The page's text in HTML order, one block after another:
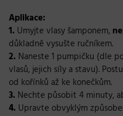
Aplikace:
1. Umyjte vlasy šamponem,
důkladně vysušte ručníkem.
2. Naneste 1 pumpičku (dle
vlasů, jejich síly a stavu).
od kořínků až ke konečkům.
3. Nechte působit 4 minuty,
4. Upravte obvyklým